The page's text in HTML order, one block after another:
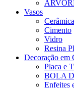
Vasos
Cerâmica
Cimento
Vidro
Resina
Decoração em
Placa e
BOLA
Enfeites